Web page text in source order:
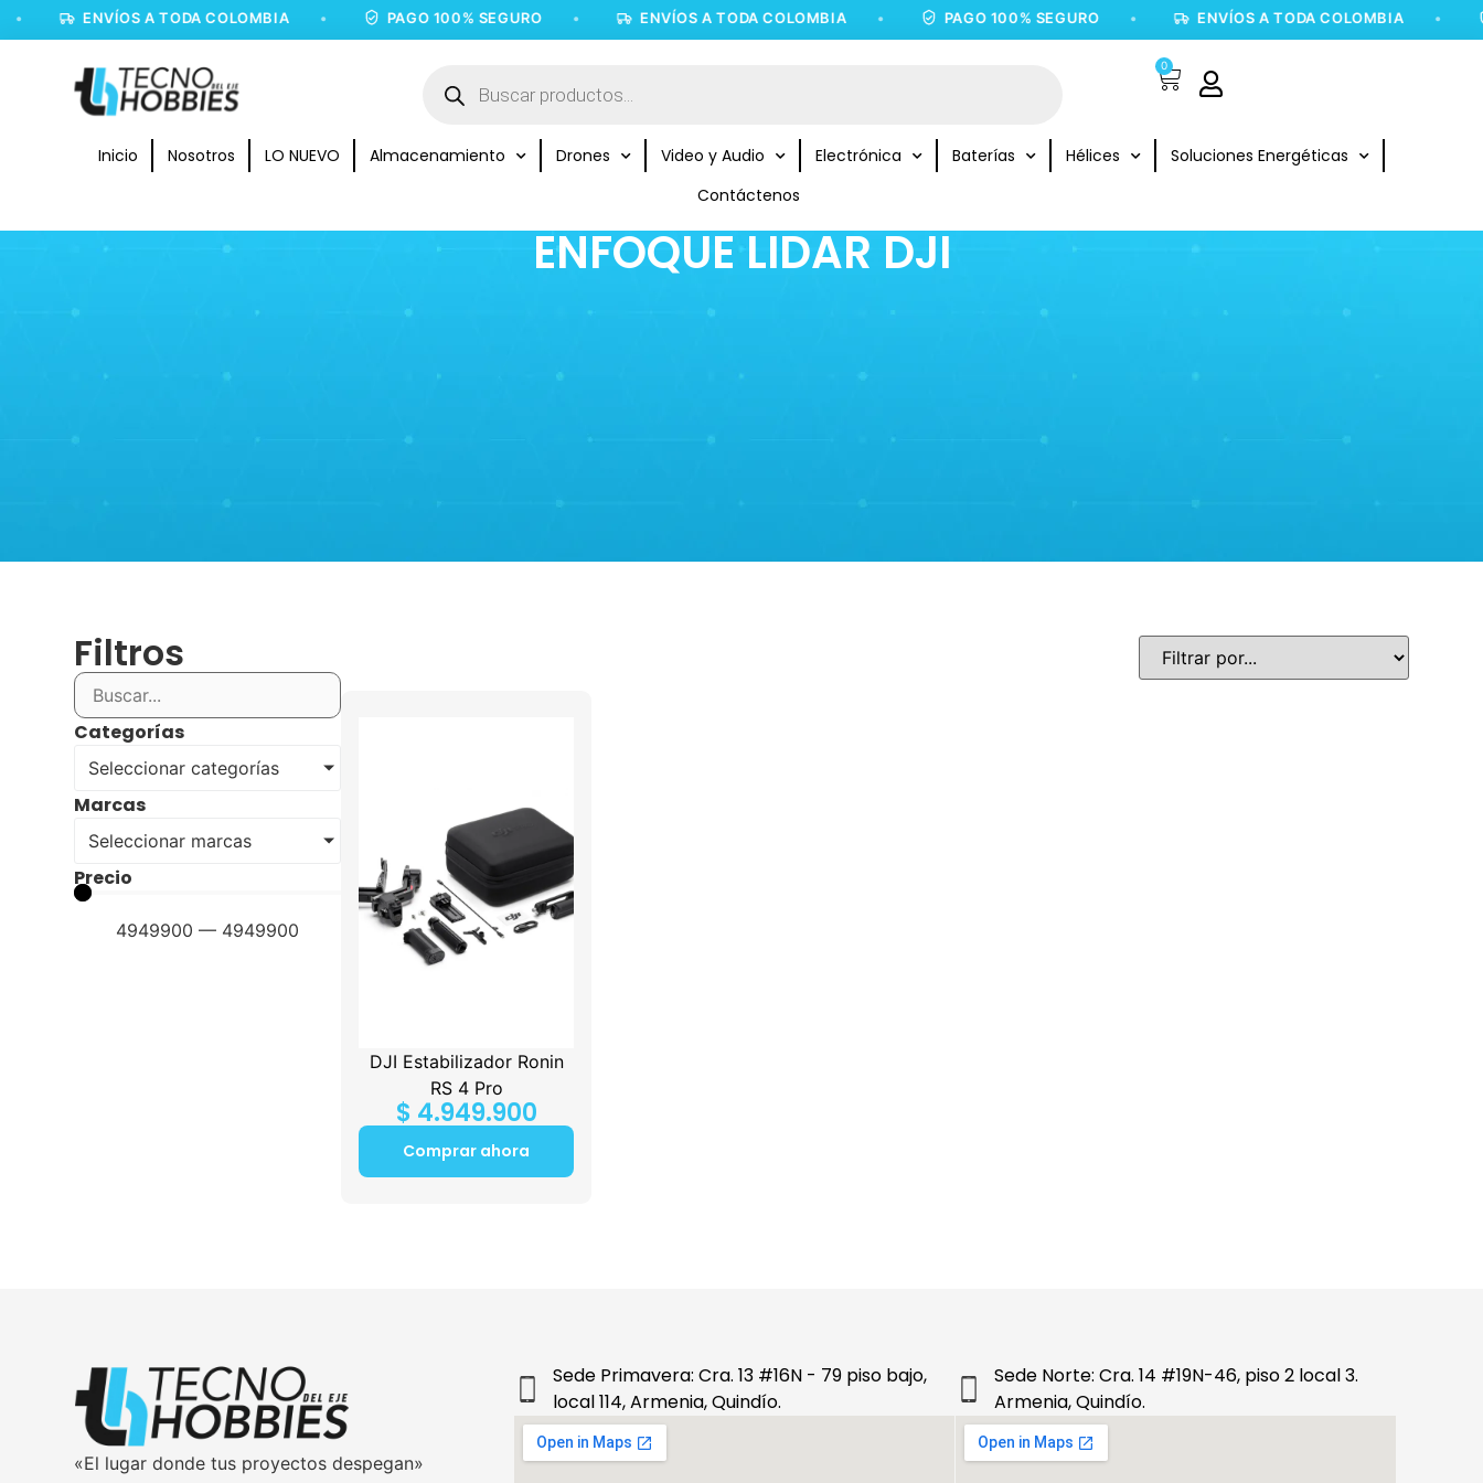
ENVÍOS A TODA COLOMBIA PAGO 100% SEGURO ENVÍOS A TODA COLOMBIA PAGO 100% SEGURO ENVÍOS A TODA COLOMBIA
0
Inicio Nosotros LO NUEVO Almacenamiento Drones Video y Audio Electrónica Baterías Hélices
Soluciones Energéticas
Contáctenos
ENFOQUE LIDAR DJI
Filtros
Categorías
Seleccionar categorías
Marcas
Seleccionar marcas
Precio
4949900 — 4949900
DJI Estabilizador Ronin
RS 4 Pro
$ 4.949.900
Comprar ahora
«El lugar donde tus proyectos despegan»
Sede Primavera: Cra. 13 #16N - 79 piso bajo,
local 114, Armenia, Quindío.
Sede Norte: Cra. 14 #19N-46, piso 2 local 3.
Armenia, Quindío.